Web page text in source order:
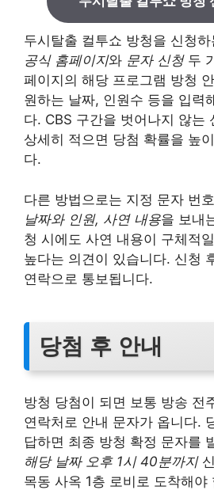
두시탈출 컬투쇼 방청을 신청
공식 홈페이지와 문자 신청두
페이지의 해당 프로그램 방청
원하는 날짜, 인원수 등을 입력
다. CBS 구간을 벗어나지 않는
상세히 적으면 당첨 확률을 높
다.
다른 방법으로는 지정 문자 번
날짜와 인원, 사연 내용을 보내
청 시에도 사연 내용이 구체적
높다는 의견이 있습니다. 신청
연락으로 통보됩니다.
당첨 후 안내
방청 당첨이 되면 보통 방송 전
연락처로 안내 문자가 옵니다.
답하면 최종 방청 확정 문자를
해당 날짜 오후 1시 40분까지
목동 사옥 1층 로비로 도착해